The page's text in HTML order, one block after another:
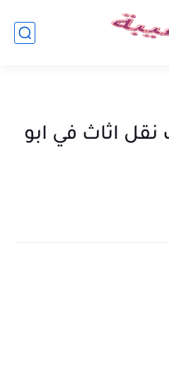
نقل اثاث في ابو